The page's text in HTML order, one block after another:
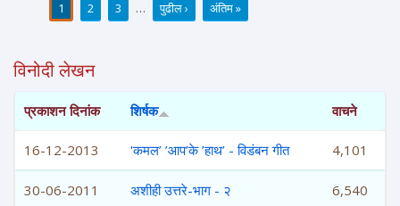
1 2 3 … पुढील › अंतिम »
विनोदी लेखन
प्रकाशन दिनांक शिर्षक वाचने
16-12-2013 'कमल’ ’आप’के ’हाथ’ - विडंबन गीत 4,101
30-06-2011 अशीही उत्तरे-भाग - २ 6,540